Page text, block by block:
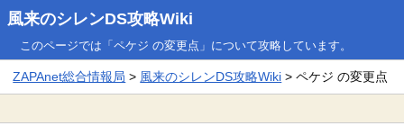
風来のシレンDS攻略Wiki
このページでは「ペケジ の変更点」について攻略しています。
ZAPAnet総合情報局 > 風来のシレンDS攻略Wiki > ペケジ の変更点